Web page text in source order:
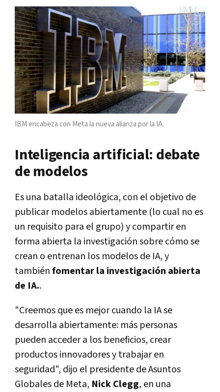
IBM encabeza con Meta la nueva alianza por la IA.
Inteligencia artificial: debate
de modelos
Es una batalla ideológica, con el objetivo de
publicar modelos abiertamente (lo cual no es
un requisito para el grupo) y compartir en
forma abierta la investigación sobre cómo se
crean o entrenan los modelos de IA, y
tambiénfomentar la investigación abierta
de IA..
"Creemos que es mejor cuando la IA se
desarrolla abiertamente: más personas
pueden acceder a los beneficios, crear
productos innovadores y trabajar en
seguridad", dijo el presidente de Asuntos
Globales de Meta, Nick Clegg, en una